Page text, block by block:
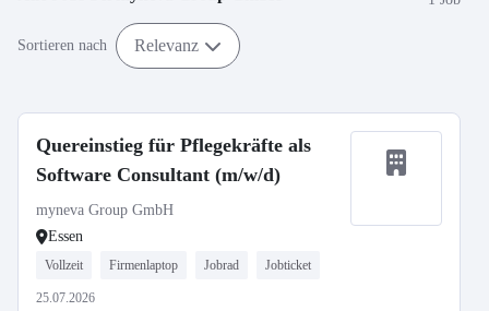
Sortieren nach Relevanz
Quereinstieg für Pflegekräfte als
Software Consultant (m/w/d)
myneva Group GmbH
Essen
Vollzeit Firmenlaptop Jobrad Jobticket
25.07.2026